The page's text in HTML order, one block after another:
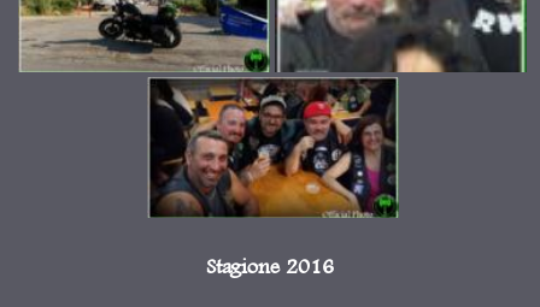
Stagione 2016